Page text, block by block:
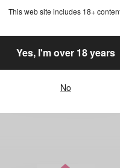
This web site includes 18+
No
Yes, I'm over 18 years